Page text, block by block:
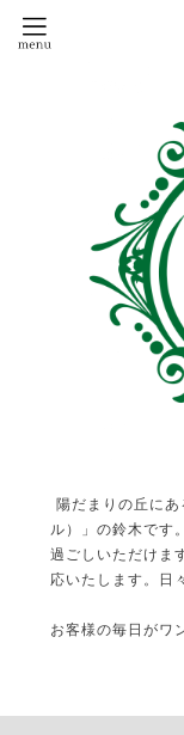
陽だまりの丘に
ル）」の鈴木です
過ごしいただけま
応いたします。日
お客様の毎日がワ